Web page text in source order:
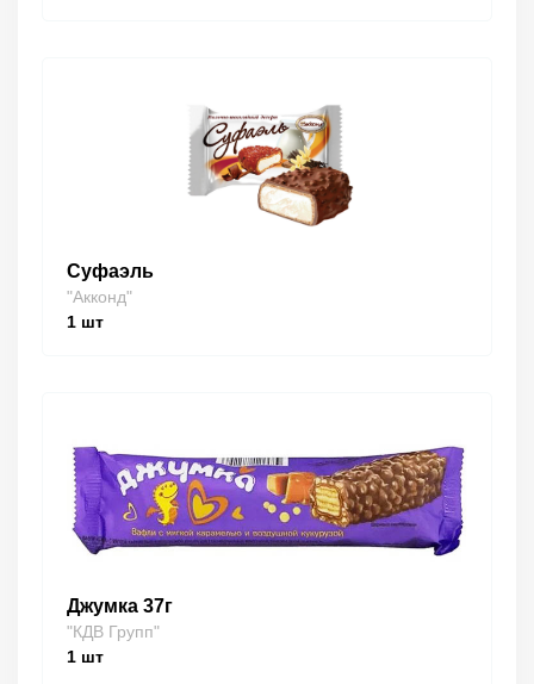
Суфаэль
"Акконд"
1 шт
Джумка 37г
"КДВ Групп"
1 шт